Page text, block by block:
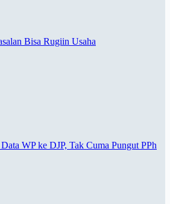
Bisa Rugiin Usaha
WP ke DJP, Tak Cuma Pungut PPh